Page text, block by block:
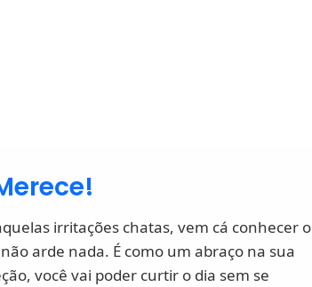
irritações chatas, vem cá conhecer o
arde nada. É como um abraço na sua
você vai poder curtir o dia sem se